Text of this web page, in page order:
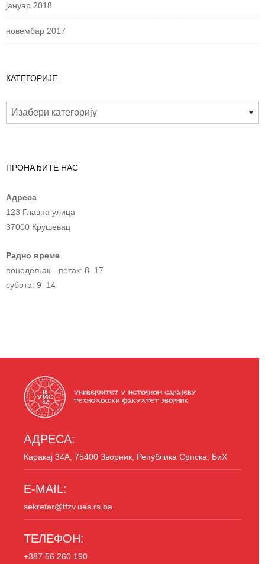
јануар 2018
новембар 2017
КАТЕГОРИЈЕ
ПРОНАЂИТЕ НАС
Адреса
123 Главна улица
37000 Крушевац
Радно време
понедељак—петак: 8–17
субота: 9–14
АДРЕСА:
Каракај 34A, 75400 Зворник, Република Српска, БиХ
E-MAIL:
sekretar@tfzv.ues.rs.ba
ТЕЛЕФОН:
+387 56 260 190